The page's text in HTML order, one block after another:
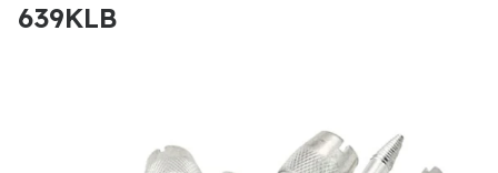
639KLB